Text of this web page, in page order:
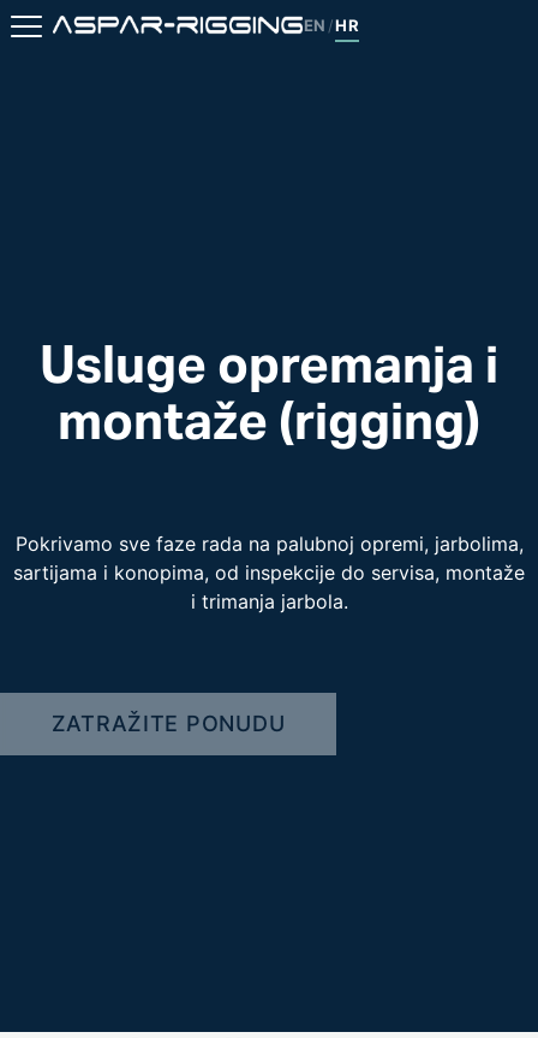
EN /HR
Usluge opremanja i
montaže (rigging)
Pokrivamo sve faze rada na palubnoj opremi, jarbolima,
sartijama i konopima, od inspekcije do servisa, montaže
i trimanja jarbola.
ZATRAŽITE PONUDU